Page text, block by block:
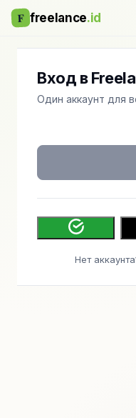
F freelance.id
Вход в
Один аккаунт для
Нет